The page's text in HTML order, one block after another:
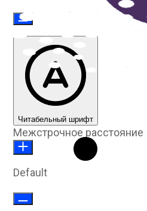
Читабельный шрифт
Межстрочное расстояние
Default